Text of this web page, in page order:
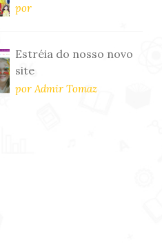
por
Estréia do nosso novo
site
por Admir Tomaz